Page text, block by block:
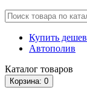
Купить
Автополив
Каталог товаров
Корзина: 0